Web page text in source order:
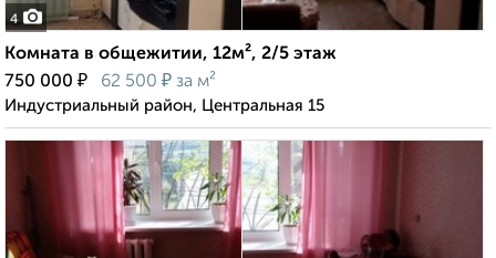
4
Комната в общежитии, 12м², 2/5 этаж
750 000 ₽ 62 500 ₽ за м²
Индустриальный район, Центральная 15